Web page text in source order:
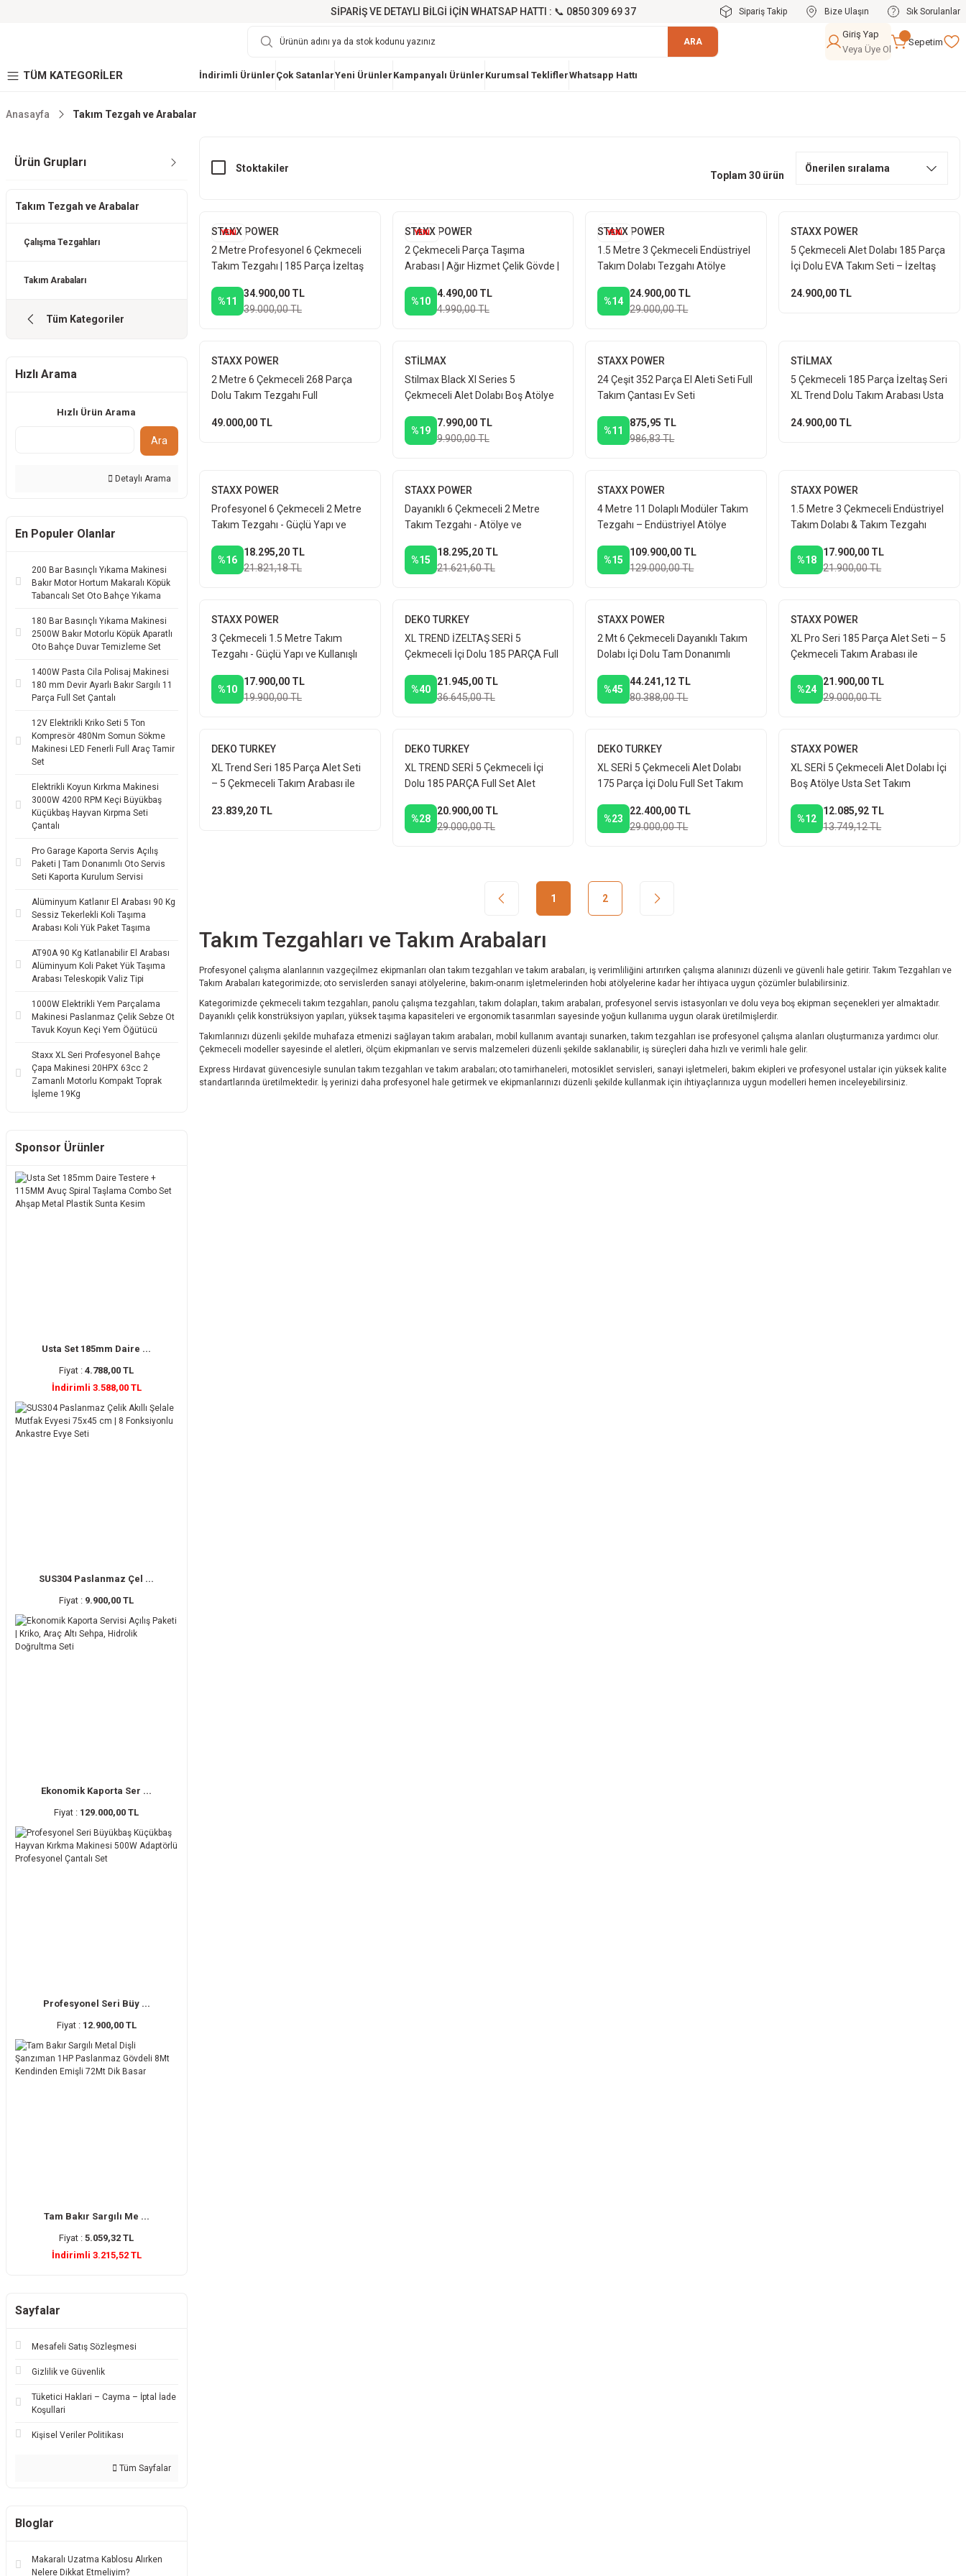
SİPARİŞ VE DETAYLI BİLGİ İÇİN WHATSAP HATTI : 📞 0850 309 69 37 Sipariş Takip Bize Ulaşın Sık Sorulanlar
ARA
Giriş Yap
Veya Üye Ol
Sepetim
TÜM KATEGORİLER İndirimli Ürünler Çok SatanlarYeni Ürünler Kampanyalı Ürünler Kurumsal TekliflerWhatsapp Hattı
Anasayfa Takım Tezgah ve Arabalar
Ürün Grupları
Takım Tezgah ve Arabalar
Çalışma Tezgahları
Takım Arabaları
Tüm Kategoriler
Hızlı Arama
Hızlı Ürün Arama
Ara
Detaylı Arama
En Populer Olanlar
200 Bar Basınçlı Yıkama Makinesi
Bakır Motor Hortum Makaralı Köpük
Tabancalı Set Oto Bahçe Yıkama
180 Bar Basınçlı Yıkama Makinesi
2500W Bakır Motorlu Köpük Aparatlı
Oto Bahçe Duvar Temizleme Set
1400W Pasta Cila Polisaj Makinesi
180 mm Devir Ayarlı Bakır Sargılı 11
Parça Full Set Çantalı
12V Elektrikli Kriko Seti 5 Ton
Kompresör 480Nm Somun Sökme
Makinesi LED Fenerli Full Araç Tamir
Set
Elektrikli Koyun Kırkma Makinesi
3000W 4200 RPM Keçi Büyükbaş
Küçükbaş Hayvan Kırpma Seti
Çantalı
Pro Garage Kaporta Servis Açılış
Paketi | Tam Donanımlı Oto Servis
Seti Kaporta Kurulum Servisi
Alüminyum Katlanır El Arabası 90 Kg
Sessiz Tekerlekli Koli Taşıma
Arabası Koli Yük Paket Taşıma
AT90A 90 Kg Katlanabilir El Arabası
Alüminyum Koli Paket Yük Taşıma
Arabası Teleskopik Valiz Tipi
1000W Elektrikli Yem Parçalama
Makinesi Paslanmaz Çelik Sebze Ot
Tavuk Koyun Keçi Yem Öğütücü
Staxx XL Seri Profesyonel Bahçe
Çapa Makinesi 20HPX 63cc 2
Zamanlı Motorlu Kompakt Toprak
İşleme 19Kg
Sponsor Ürünler
Usta Set 185mm Daire ...
Fiyat :4.788,00 TL
İndirimli 3.588,00 TL
SUS304 Paslanmaz Çel ...
Fiyat : 9.900,00 TL
Ekonomik Kaporta Ser ...
Fiyat : 129.000,00 TL
Profesyonel Seri Büy ...
Fiyat : 12.900,00 TL
Tam Bakır Sargılı Me ...
Fiyat :5.059,32 TL
İndirimli 3.215,52 TL
Sayfalar
Mesafeli Satış Sözleşmesi
Gizlilik ve Güvenlik
Tüketici Haklari – Cayma – İptal İade
Koşullari
Kişisel Veriler Politikası
Tüm Sayfalar
Bloglar
Makaralı Uzatma Kablosu Alırken
Nelere Dikkat Etmeliyim?
Stoktakiler
Toplam 30 ürün
YENİ
STAXX POWER
2 Metre Profesyonel 6 Çekmeceli
Takım Tezgahı | 185 Parça İzeltaş
%11
34.900,00 TL
39.000,00 TL
YENİ
STAXX POWER
2 Çekmeceli Parça Taşıma
Arabası | Ağır Hizmet Çelik Gövde |
%10
4.490,00 TL
4.990,00 TL
YENİ
STAXX POWER
1.5 Metre 3 Çekmeceli Endüstriyel
Takım Dolabı Tezgahı Atölye
Dolabı
%14
24.900,00 TL
29.000,00 TL
STAXX POWER
5 Çekmeceli Alet Dolabı 185 Parça
İçi Dolu EVA Takım Seti – İzeltaş
24.900,00 TL
STAXX POWER
2 Metre 6 Çekmeceli 268 Parça
Dolu Takım Tezgahı Full
Takımı
49.000,00 TL
STİLMAX
Stilmax Black Xl Series 5
Çekmeceli Alet Dolabı Boş Atölye
%19
7.990,00 TL
9.900,00 TL
STAXX POWER
24 Çeşit 352 Parça El Aleti Seti Full
Takım Çantası Ev Seti
%11
875,95 TL
986,83 TL
STİLMAX
5 Çekmeceli 185 Parça İzeltaş Seri
XL Trend Dolu Takım Arabası Usta
24.900,00 TL
STAXX POWER
Profesyonel 6 Çekmeceli 2 Metre
Takım Tezgahı - Güçlü Yapı ve
Dolab
%16
18.295,20 TL
21.821,18 TL
STAXX POWER
Dayanıklı 6 Çekmeceli 2 Metre
Takım Tezgahı - Atölye ve
%15
18.295,20 TL
21.621,60 TL
STAXX POWER
4 Metre 11 Dolaplı Modüler Takım
Tezgahı – Endüstriyel Atölye
Tezgahı
%15
109.900,00 TL
129.000,00 TL
STAXX POWER
1.5 Metre 3 Çekmeceli Endüstriyel
Takım Dolabı & Takım Tezgahı
%18
17.900,00 TL
21.900,00 TL
STAXX POWER
3 Çekmeceli 1.5 Metre Takım
Tezgahı - Güçlü Yapı ve Kullanışlı
%10
17.900,00 TL
19.900,00 TL
DEKO TURKEY
XL TREND İZELTAŞ SERİ 5
Çekmeceli İçi Dolu 185 PARÇA Full
Arabası
%40
21.945,00 TL
36.645,00 TL
STAXX POWER
2 Mt 6 Çekmeceli Dayanıklı Takım
Dolabı İçi Dolu Tam Donanımlı
%45
44.241,12 TL
80.388,00 TL
STAXX POWER
XL Pro Seri 185 Parça Alet Seti – 5
Çekmeceli Takım Arabası ile
%24
21.900,00 TL
29.000,00 TL
DEKO TURKEY
XL Trend Seri 185 Parça Alet Seti
– 5 Çekmeceli Takım Arabası ile
23.839,20 TL
DEKO TURKEY
XL TREND SERİ 5 Çekmeceli İçi
Dolu 185 PARÇA Full Set Alet
Arabası
%28
20.900,00 TL
29.000,00 TL
DEKO TURKEY
XL SERİ 5 Çekmeceli Alet Dolabı
175 Parça İçi Dolu Full Set Takım
%23
22.400,00 TL
29.000,00 TL
STAXX POWER
XL SERİ 5 Çekmeceli Alet Dolabı İçi
Boş Atölye Usta Set Takım
SETİ
%12
12.085,92 TL
13.749,12 TL
1 2
Takım Tezgahları ve Takım Arabaları
Profesyonel çalışma alanlarının vazgeçilmez ekipmanları olan takım tezgahları ve takım arabaları, iş verimliliğini artırırken çalışma alanınızı düzenli ve güvenli hale getirir. Takım Tezgahları ve
Takım Arabaları kategorimizde; oto servislerden sanayi atölyelerine, bakım-onarım işletmelerinden hobi atölyelerine kadar her ihtiyaca uygun çözümler bulabilirsiniz.
Kategorimizde çekmeceli takım tezgahları, panolu çalışma tezgahları, takım dolapları, takım arabaları, profesyonel servis istasyonları ve dolu veya boş ekipman seçenekleri yer almaktadır.
Dayanıklı çelik konstrüksiyon yapıları, yüksek taşıma kapasiteleri ve ergonomik tasarımları sayesinde yoğun kullanıma uygun olarak üretilmişlerdir.
Takımlarınızı düzenli şekilde muhafaza etmenizi sağlayan takım arabaları, mobil kullanım avantajı sunarken, takım tezgahları ise profesyonel çalışma alanları oluşturmanıza yardımcı olur.
Çekmeceli modeller sayesinde el aletleri, ölçüm ekipmanları ve servis malzemeleri düzenli şekilde saklanabilir, iş süreçleri daha hızlı ve verimli hale gelir.
Express Hırdavat güvencesiyle sunulan takım tezgahları ve takım arabaları; oto tamirhaneleri, motosiklet servisleri, sanayi işletmeleri, bakım ekipleri ve profesyonel ustalar için yüksek kalite
standartlarında üretilmektedir. İş yerinizi daha profesyonel hale getirmek ve ekipmanlarınızı düzenli şekilde kullanmak için ihtiyaçlarınıza uygun modelleri hemen inceleyebilirsiniz.